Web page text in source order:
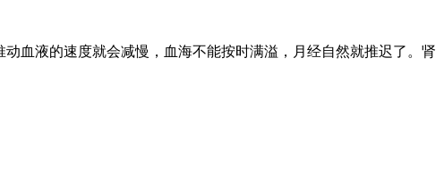
血液的速度就会减慢，血海不能按时满溢，月经自然就推迟了。肾